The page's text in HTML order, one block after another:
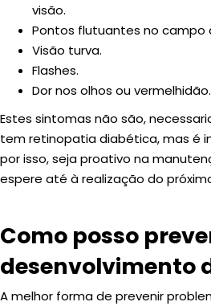
visão.
Pontos flutuantes no campo
Visão turva.
Flashes.
Dor nos olhos ou vermelhidão.
Estes sintomas não são,
tem retinopatia diabética, mas é
por isso, seja proativo na
espere até à realização do
Como posso
desenvolvimento
A melhor forma de prevenir